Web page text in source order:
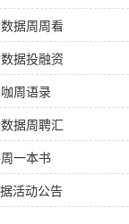
据周周看
据投融资
周语录
据周聘汇
一本书
活动公告